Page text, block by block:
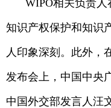
WIPO相关负责
知识产权保护和知识
人印象深刻。此外，
发布会上，中国中央
中国外交部发言人汪